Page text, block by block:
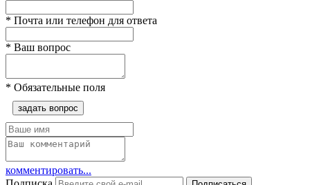
* Почта или телефон для ответа
* Ваш вопрос
* Обязательные поля
задать вопрос
комментировать...